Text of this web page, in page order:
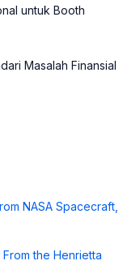
untuk Booth
Masalah Finansial
NASA Spacecraft,
From the Henrietta